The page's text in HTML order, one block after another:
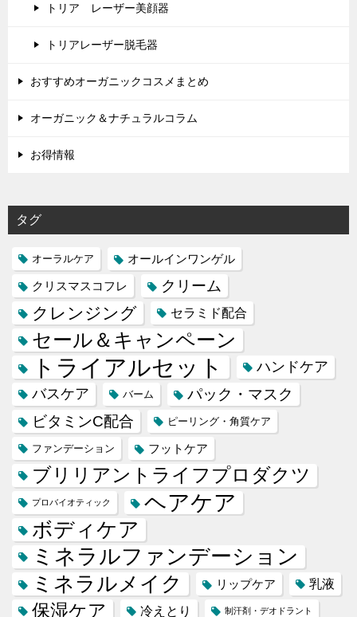
トリア レーザー美顔器
トリアレーザー脱毛器
おすすめオーガニックコスメまとめ
オーガニック＆ナチュラルコラム
お得情報
タグ
オーラルケア
オールインワンゲル
クリスマスコフレ
クリーム
クレンジング セラミド配合
セール＆キャンペーン
トライアルセット
ハンドケア
バスケア
バーム
パック・マスク
ビタミンC配合
ピーリング・角質ケア
ファンデーション フットケア
ブリリアントライフプロダクツ
プロバイオティック ヘアケア
ボディケア
ミネラルファンデーション
ミネラルメイク リップケア 乳液
保湿ケア 冷えとり 制汗剤・デオドラント